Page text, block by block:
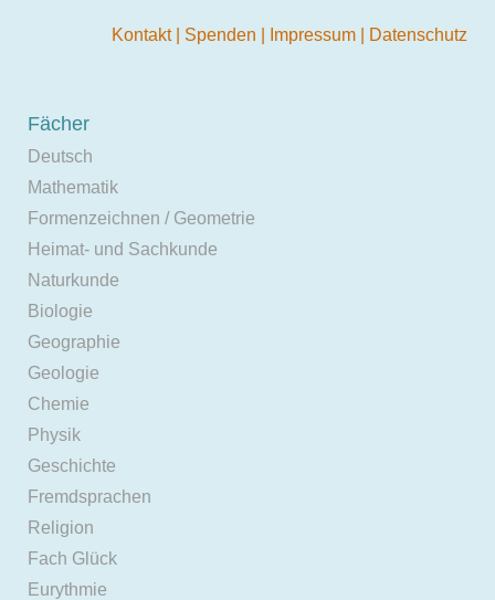
Kontakt Spenden Impressum Datenschutz
Fächer
Deutsch
Mathematik
Formenzeichnen / Geometrie
Heimat- und Sachkunde
Naturkunde
Biologie
Geographie
Geologie
Chemie
Physik
Geschichte
Fremdsprachen
Religion
Fach Glück
Eurythmie